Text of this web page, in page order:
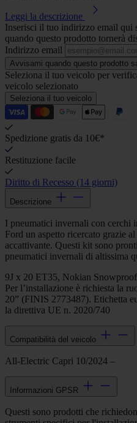
Leggi la descrizione
Inserisci il tuo indirizzo email qui
quando questo prodotto tornerà
Indirizzo email
Avvisami quando questo prodotto
Seleziona il tuo veicolo per
veicolo selezionato
Seleziona il tuo veicolo
Spedizione gratis da 10€*
Restituzione facile
Diritto di Recesso (14 giorni)
Descrizione
I pneumatici invernali con cerchi
Ford un aspetto ricercato grazie
accattivante. Questi kit sono
pneumatici invernali di altissima
9J x 20 ET35, Nokian
Per l’installazione è richiesta la
20” (FINIS 2773487). Etichetta
la direttiva UE n. 2020/740
Compatibilità del veicolo
All-Electric Capri 10/2024 –
Informazioni GPSR
Questi sono prodotti che